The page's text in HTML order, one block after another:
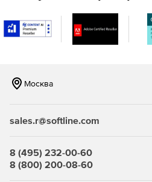
Функция «Мгновенное
делает процессы менее
применить к своим звукам.
правой кнопки мыши из
не открывая SOUND FORGE
Москва
sales.r@softline.com
8 (495) 232-00-60
8 (800) 200-08-60